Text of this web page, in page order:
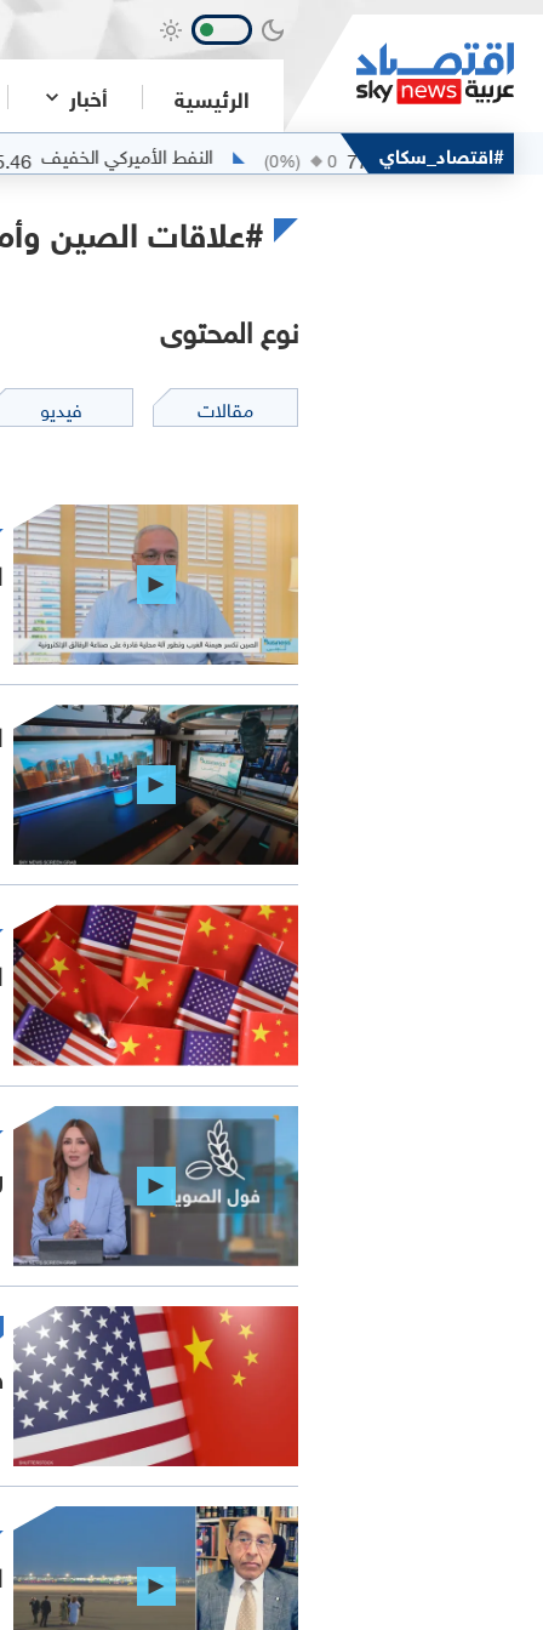
الرئيسية أخبار
#اقتصاد_سكاي
77.94
0
( %) النفط الأميركي الخفيف 75.46
+ 0.24
#علاقات الصين
نوع المحتوى
مقالات فيديو